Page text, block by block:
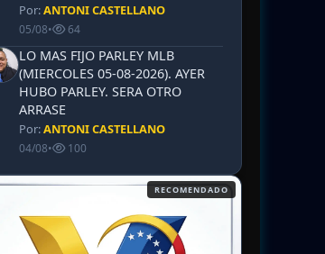
Por:ANTONI CASTELLANO
05/08• 64
LO MAS FIJO PARLEY MLB
(MIERCOLES 05-08-2026). AYER
HUBO PARLEY. SERA OTRO
ARRASE
Por:ANTONI CASTELLANO
04/08• 100
RECOMENDADO